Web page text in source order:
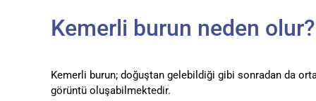
Kemerli burun neden olur?
Kemerli burun; doğuştan gelebildiği gibi sonradan da
görüntü oluşabilmektedir.